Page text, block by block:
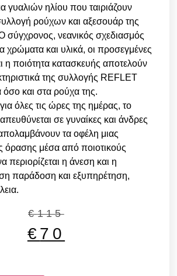
γυαλιών ηλίου που ταιριάζουν
ρούχων και αξεσουάρ της
Ο σύγχρονος, νεανικός σχεδιασμός
χρώματα και υλικά, οι προσεγμένες
η ποιότητα κατασκευής αποτελούν
της συλλογής REFLET
όσο και στα ρούχα της.
όλες τις ώρες της ημέρας, το
σε γυναίκες και άνδρες
τα οφέλη μιας
όρασης μέσα από ποιοτικούς
περιορίζεται η άνεση και η
παράδοση και εξυπηρέτηση,
€115
€ 70